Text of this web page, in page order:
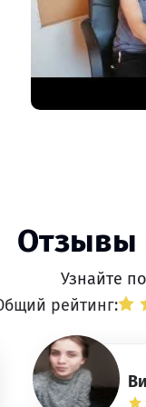
Отзывы
Узнайте
рейтинг: